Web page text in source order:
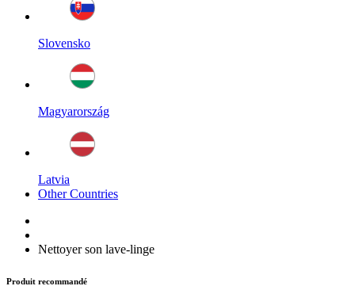
Slovensko
Magyarország
Latvia
Other Countries
Nettoyer son lave-linge
Produit recommandé